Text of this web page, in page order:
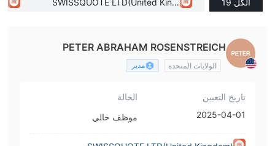
PETER ABRAHAM ROSENSTREICH
الولايات المتحدة مدير
تاريخ التعيين
2025-04-01
الحالة
موظف حالي